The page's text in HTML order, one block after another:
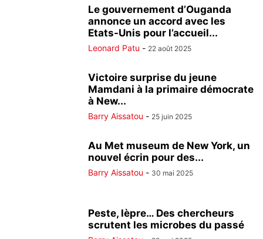
Le gouvernement d’Ouganda
annonce un accord avec les
Etats-Unis pour l’accueil...
Leonard Patu - 22 août 2025
Victoire surprise du jeune
Mamdani à la primaire démocrate
à New...
Barry Aissatou - 25 juin 2025
Au Met museum de New York, un
nouvel écrin pour des...
Barry Aissatou - 30 mai 2025
Peste, lèpre… Des chercheurs
scrutent les microbes du passé